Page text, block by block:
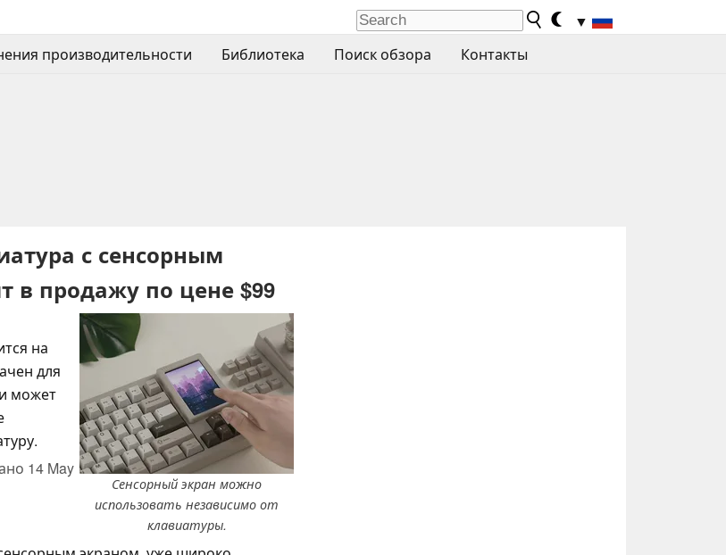
▼
производительности Библиотека Поиск обзора Контакты
с сенсорным
в продажу по цене $99
Сенсорный экран можно
использовать независимо от
клавиатуры.
на
для
может
14 May